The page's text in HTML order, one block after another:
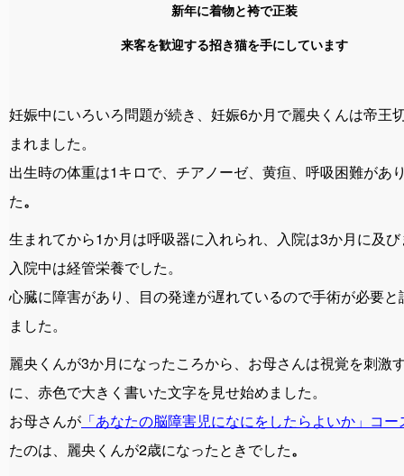
新年に着物と袴で正装
来客を歓迎する招き猫を手にしています
妊娠中にいろいろ問題が続き、妊娠6か月で麗央くんは帝王
まれました。
出生時の体重は1キロで、チアノーゼ、黄疸、呼吸困難があ
た。
生まれてから1か月は呼吸器に入れられ、入院は3か月に及
入院中は経管栄養でした。
心臓に障害があり、目の発達が遅れているので手術が必要と
ました。
麗央くんが3か月になったころから、お母さんは視覚を刺激
に、赤色で大きく書いた文字を見せ始めました。
お母さんが 「あなたの脳障害児になにをしたらよいか」コー
たのは、麗央くんが2歳になったときでした。